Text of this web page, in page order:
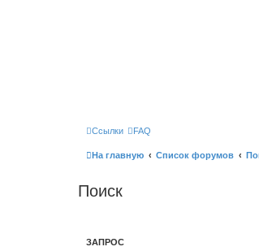
Ссылки FAQ
На главную Список форумов
Поиск
ЗАПРОС